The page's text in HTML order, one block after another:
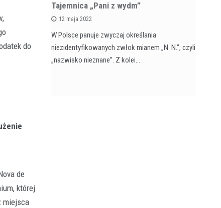
do
de
której
miejsca
Tajemnica „Pani z wydm”
12 maja 2022
W Polsce panuje zwyczaj określania
niezidentyfikowanych zwłok mianem „N. N.”, czyli
„nazwisko nieznane”. Z kolei…